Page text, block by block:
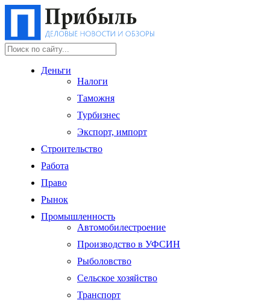
Деньги
Налоги
Таможня
Турбизнес
Экспорт, импорт
Строительство
Работа
Право
Рынок
Промышленность
Автомобилестроение
Производство в УФСИН
Рыболовство
Сельское хозяйство
Транспорт